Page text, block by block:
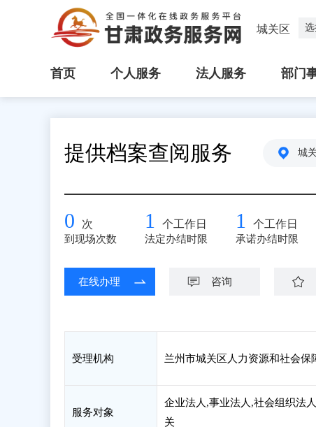
城关区
首页 个人服务 法人服务 部门
提供档案查阅服务 城
0 次
到现场次数
1 个工作日
法定办结时限
1 个工作日
承诺办结时限
在线办理 咨询
受理机构 兰州市城关区人力资源和社会保
服务对象
企业法人,事业法人,社会组织法
关